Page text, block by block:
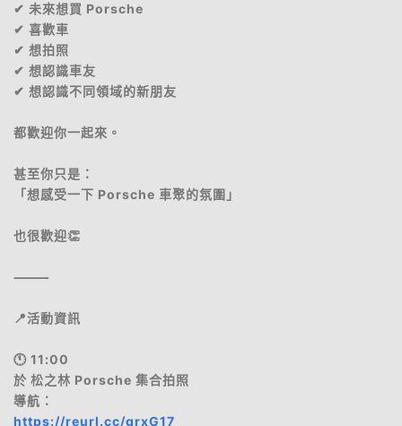
✔ 未來想買 Porsche
✔ 喜歡車
✔ 想拍照
✔ 想認識車友
✔ 想認識不同領域的新朋友
都歡迎你一起來。
甚至你只是：
「想感受一下 Porsche 車聚的氛圍」
也很歡迎👏
⸻
📍活動資訊
🕚 11:00
於 松之林 Porsche 集合拍照
導航：
https://reurl.cc/grxG17